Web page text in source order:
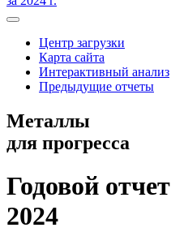
Центр загрузки
Карта сайта
Интерактивный анализ
Предыдущие отчеты
Металлы
для прогресса
Годовой отчет
2024